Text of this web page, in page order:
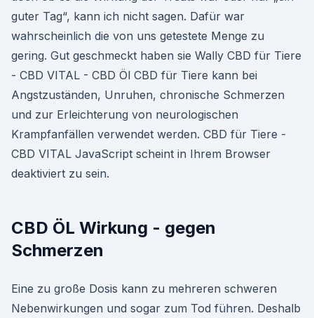
guter Tag“, kann ich nicht sagen. Dafür war
wahrscheinlich die von uns getestete Menge zu
gering. Gut geschmeckt haben sie Wally CBD für Tiere
- CBD VITAL - CBD Öl CBD für Tiere kann bei
Angstzuständen, Unruhen, chronische Schmerzen
und zur Erleichterung von neurologischen
Krampfanfällen verwendet werden. CBD für Tiere -
CBD VITAL JavaScript scheint in Ihrem Browser
deaktiviert zu sein.
CBD ÖL Wirkung - gegen
Schmerzen
Eine zu große Dosis kann zu mehreren schweren
Nebenwirkungen und sogar zum Tod führen. Deshalb